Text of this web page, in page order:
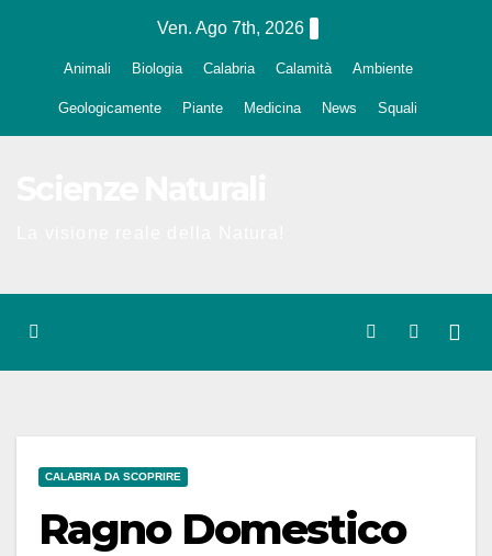
Ven. Ago 7th, 2026
Animali Biologia Calabria Calamità Ambiente
Geologicamente Piante Medicina News Squali
CALABRIA DA SCOPRIRE
Ragno Domestico